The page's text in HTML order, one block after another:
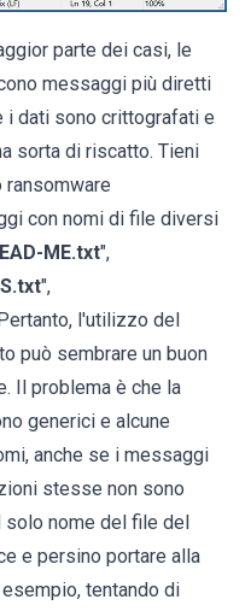
parte dei casi, le
messaggi più diretti
i dati sono crittografati e
sorta di riscatto. Tieni
con nomi di file diversi
ME.txt",
",
l'utilizzo del
può sembrare un buon
Il problema è che la
generici e alcune
anche se i messaggi
stesse non sono
nome del file del
e persino portare alla
tentando di